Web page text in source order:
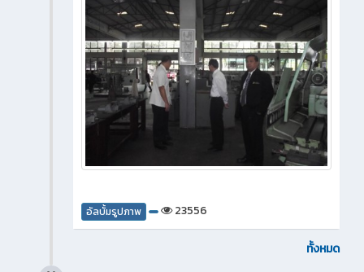
อัลบั้มรูปภาพ 23556
ทั้งหมด